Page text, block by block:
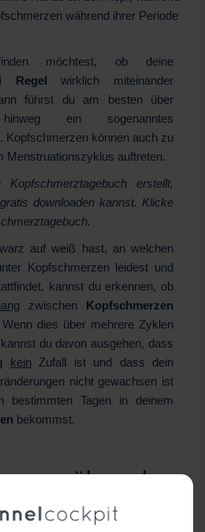
möchtest, ob deine
Regel wirklich miteinander
führst du am besten über
ein sogenanntes
Kopfschmerzen können auch zu
Menstruationszyklus auftreten.
erstellt,
downloaden kannst. Klicke
auf weiß hast, an welchen
Kopfschmerzen leidest und
kannst du erkennen, ob
zwischen Kopfschmerzen
Wenn dies über mehrere Zyklen
du davon ausgehen, dass
kein Zufall ist und dass dein
nicht gewachsen ist
bestimmten Tagen in deinem
bekommst.
während
tun bei